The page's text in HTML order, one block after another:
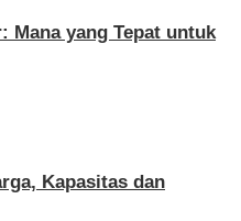
Mana yang Tepat untuk
Kapasitas dan